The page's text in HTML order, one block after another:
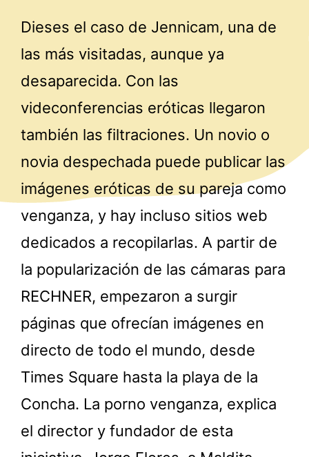
Dieses el caso de Jennicam, una de
las más visitadas, aunque ya
desaparecida. Con las
videconferencias eróticas llegaron
también las filtraciones. Un novio o
novia despechada puede publicar las
imágenes eróticas de su pareja como
venganza, y hay incluso sitios web
dedicados a recopilarlas. A partir de
la popularización de las cámaras para
RECHNER, empezaron a surgir
páginas que ofrecían imágenes en
directo de todo el mundo, desde
Times Square hasta la playa de la
Concha. La porno venganza, explica
el director y fundador de esta